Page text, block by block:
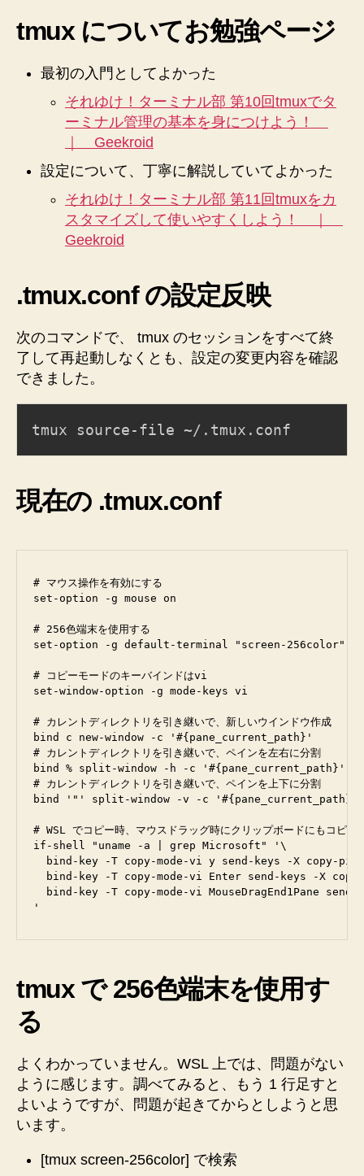
tmux についてお勉強ページ
最初の入門としてよかった
それゆけ！ターミナル部 第10回tmuxでタ
ーミナル管理の基本を身につけよう！
｜ Geekroid
設定について、丁寧に解説していてよかった
それゆけ！ターミナル部 第11回tmuxをカ
スタマイズして使いやすくしよう！ ｜
Geekroid
.tmux.conf の設定反映
次のコマンドで、 tmux のセッションをすべて終
了して再起動しなくとも、設定の変更内容を確認
できました。
現在の .tmux.conf
# マウス操作を有効にする
set-option -g mouse on
# 256色端末を使用する
set-option -g default-terminal "screen-256color"
# コピーモードのキーバインドはvi
set-window-option -g mode-keys vi
# カレントディレクトリを引き継いで、新しいウインドウ作成
bind c new-window -c '#{pane_current_path}'
# カレントディレクトリを引き継いで、ペインを左右に分割
bind % split-window -h -c '#{pane_current_path}'
# カレントディレクトリを引き継いで、ペインを上下に分割
bind '"' split-window -v -c '#{pane_current_path}'
# WSL でコピー時、マウスドラッグ時にクリップボードにもコピー
if-shell "uname -a | grep Microsoft" '\
bind-key -T copy-mode-vi y send-keys -X copy-
bind-key -T copy-mode-vi Enter send-keys -X
bind-key -T copy-mode-vi MouseDragEnd1Pane
tmux で 256色端末を使用す
る
よくわかっていません。WSL 上では、問題がない
ように感じます。調べてみると、もう 1 行足すと
よいようですが、問題が起きてからとしようと思
います。
[tmux screen-256color] で検索